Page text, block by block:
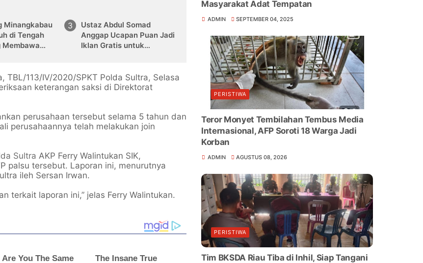
Minangkabau
di Tengah
Membawa
Ustaz Abdul Somad
Anggap Ucapan Puan Jadi
Iklan Gratis untuk
113/IV/2020/SPKT Polda Sultra, Selasa
keterangan saksi di Direktorat
perusahaan tersebut selama 5 tahun dan
perusahaannya telah melakukan join
Sultra AKP Ferry Walintukan SIK,
palsu tersebut. Laporan ini, menurutnya
ileh Sersan Irwan.
terkait laporan ini,” jelas Ferry Walintukan.
Masyarakat Adat Tempatan
ADMIN SEPTEMBER 04, 2025
PERISTIWA
Teror Monyet Tembilahan Tembus Media
Internasional, AFP Soroti 18 Warga Jadi
Korban
ADMIN AGUSTUS 08, 2026
PERISTIWA
Tim BKSDA Riau Tiba di Inhil, Siap Tangani